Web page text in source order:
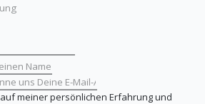
meiner persönlichen Erfahrung und